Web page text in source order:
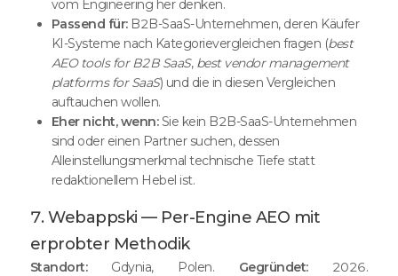
vom Engineering her denken.
Passend für:B2B-SaaS-Unternehmen, deren Käufer
KI-Systeme nach Kategorievergleichen fragen (best
AEO tools for B2B SaaS, best vendor management
platforms for SaaS) und die in diesen Vergleichen
auftauchen wollen.
Eher nicht, wenn:Sie kein B2B-SaaS-Unternehmen
sind oder einen Partner suchen, dessen
Alleinstellungsmerkmal technische Tiefe statt
redaktionellem Hebel ist.
7. Webappski — Per-Engine AEO mit
erprobter Methodik
Standort:Gdynia, Polen. Gegründet:2026.